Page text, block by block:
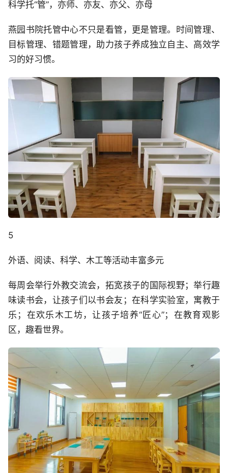
科学托“管”，亦师、亦友、亦父、亦母
燕园书院托管中心不只是看管，更是管理。时间管理、
目标管理、错题管理，助力孩子养成独立自主、高效学
习的好习惯。
5
外语、阅读、科学、木工等活动丰富多元
每周会举行外教交流会，拓宽孩子的国际视野；举行趣
味读书会，让孩子们以书会友；在科学实验室，寓教于
乐；在欢乐木工坊，让孩子培养“匠心”；在教育观影
区，趣看世界。